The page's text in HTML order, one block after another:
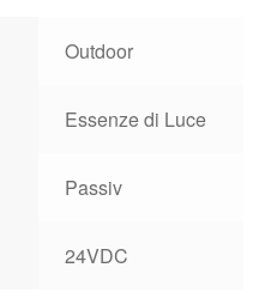
Outdoor
Essenze di Luce
Passiv
24VDC